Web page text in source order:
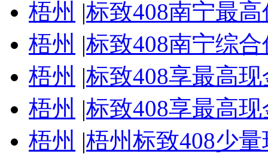
梧州 |标致408南宁最
梧州 |标致408南宁综
梧州 |标致408享最高
梧州 |标致408享最高
梧州 |梧州标致408少